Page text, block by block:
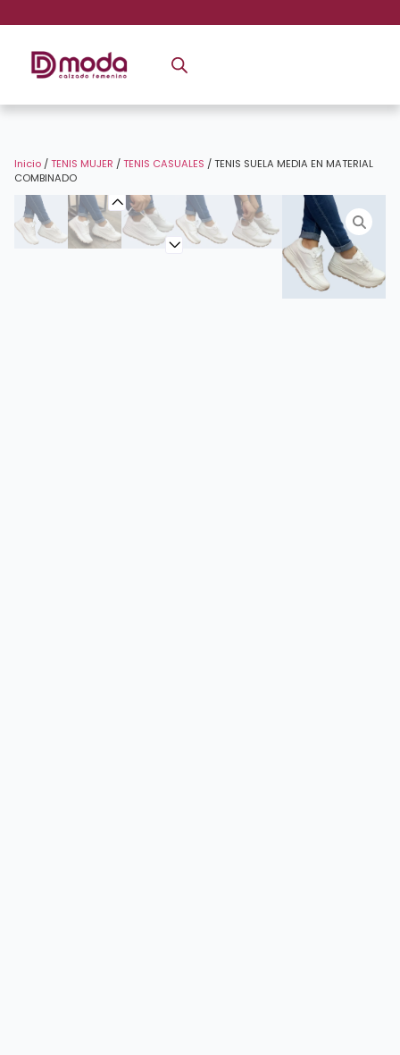
Inicio /TENIS MUJER /TENIS CASUALES / TENIS SUELA MEDIA EN MATERIAL
COMBINADO